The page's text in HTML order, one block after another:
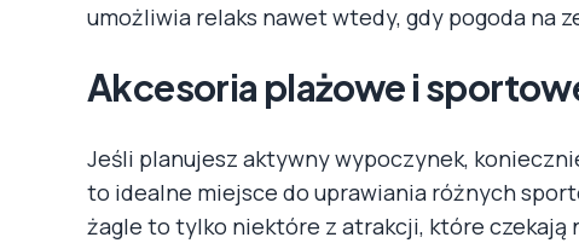
umożliwia relaks nawet wtedy, gdy pogoda na
Akcesoria plażowe i
Jeśli planujesz aktywny wypoczynek,
to idealne miejsce do uprawiania różnych
żagle to tylko niektóre z atrakcji, które czekają